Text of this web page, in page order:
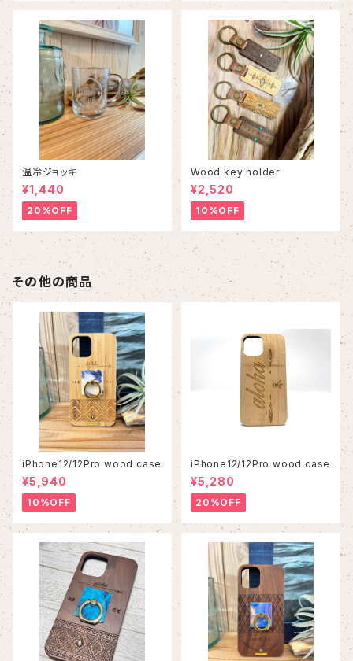
温冷ジョッキ
¥1,440
20%OFF
Wood key holder
¥2,520
10%OFF
その他の商品
iPhone12/12Pro wood case
¥5,940
10%OFF
iPhone12/12Pro wood case
¥5,280
20%OFF